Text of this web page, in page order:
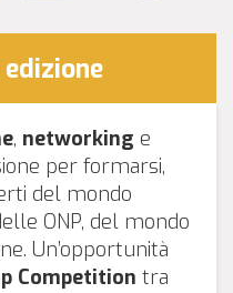
, networking e
per formarsi,
del mondo
ONP, del mondo
Un’opportunità
Competition tra